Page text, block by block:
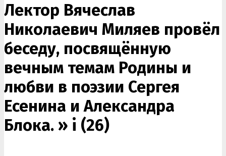
Лектор Вячеслав
Николаевич Миляев провёл
беседу, посвящённую
вечным темам Родины и
любви в поэзии Сергея
Есенина и Александра
Блока. » i (26)